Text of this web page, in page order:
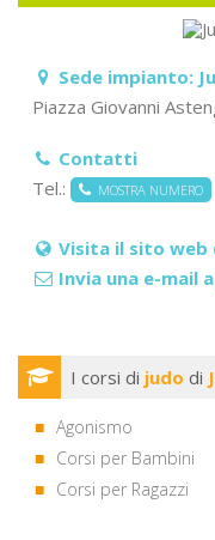
Sede impianto:
Piazza Giovanni
Contatti
Tel.:
MOSTRA NUMERO
Visita il sito web
Invia una e-mail
I corsi di judo di
Agonismo
Corsi per Bambini
Corsi per Ragazzi